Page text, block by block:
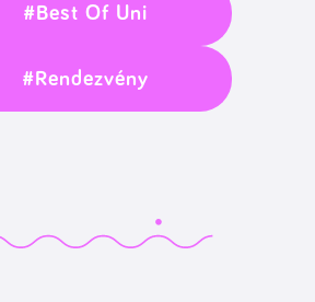
#Best Of Uni
#Rendezvény